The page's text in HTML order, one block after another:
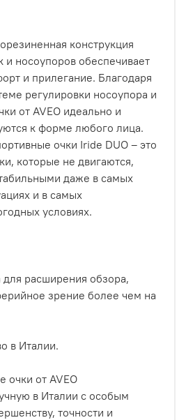
конструкция
и носоупоров обеспечивает
и прилегание. Благодаря
регулировки носоупора и
от AVEO идеально и
к форме любого лица.
очки Iride DUO – это
которые не двигаются,
даже в самых
и в самых
условиях.
расширения обзора,
зрение более чем на
в Италии.
очки от AVEO
в Италии с особым
точности и